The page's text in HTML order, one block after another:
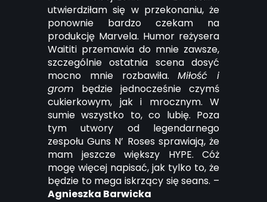
utwierdziłam się w przekonaniu, że
ponownie bardzo czekam na
produkcję Marvela. Humor reżysera
Waititi przemawia do mnie zawsze,
szczególnie ostatnia scena dosyć
mocno mnie rozbawiła.Miłość i
grom będzie jednocześnie czymś
cukierkowym, jak i mrocznym. W
sumie wszystko to, co lubię. Poza
tym utwory od legendarnego
zespołu Guns N’ Roses sprawiają, że
mam jeszcze większy HYPE. Cóż
mogę więcej napisać, jak tylko to, że
będzie to mega iskrzący się seans. –
Agnieszka Barwicka